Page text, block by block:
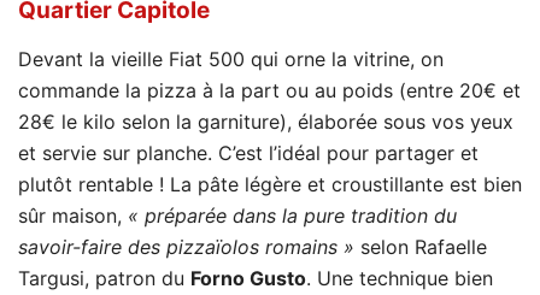
Quartier Capitole
Devant la vieille Fiat 500 qui orne la vitrine, on
commande la pizza à la part ou au poids (entre 20€ et
28€ le kilo selon la garniture), élaborée sous vos yeux
et servie sur planche. C’est l’idéal pour partager et
plutôt rentable ! La pâte légère et croustillante est bien
sûr maison, « préparée dans la pure tradition du
savoir-faire des pizzaïolos romains » selon Rafaelle
Targusi, patron du Forno Gusto. Une technique bien